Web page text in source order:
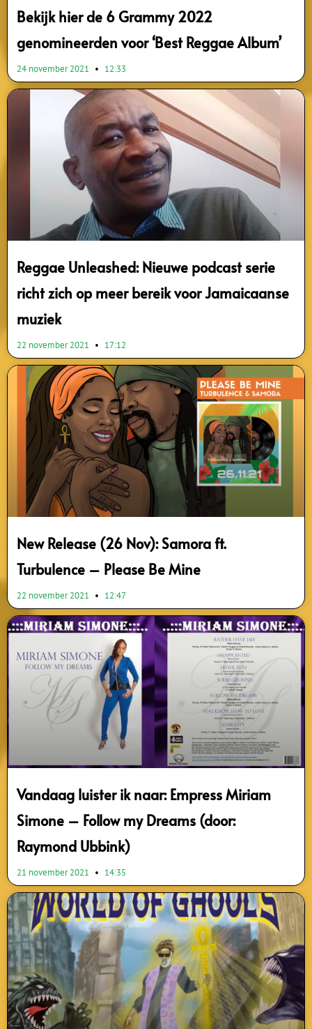
Bekijk hier de 6 Grammy 2022
genomineerden voor ‘Best Reggae Album’
24 november 2021 12:33
Reggae Unleashed: Nieuwe podcast serie
richt zich op meer bereik voor Jamaicaanse
muziek
22 november 2021 17:12
New Release (26 Nov): Samora ft.
Turbulence – Please Be Mine
22 november 2021 12:47
Vandaag luister ik naar: Empress Miriam
Simone – Follow my Dreams (door:
Raymond Ubbink)
21 november 2021 14:35